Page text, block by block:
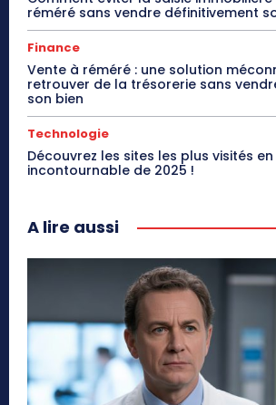
réméré sans vendre définitivement
Finance
Vente à réméré : une solution
retrouver de la trésorerie sans
son bien
Technologie
Découvrez les sites les plus visités en
incontournable de 2025 !
A lire aussi